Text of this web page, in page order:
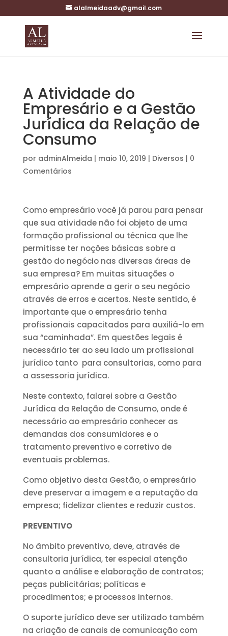
alalmeidaadv@gmail.com
A Atividade do
Empresário e a Gestão
Jurídica da Relação de
Consumo
por adminAlmeida | maio 10, 2019 | Diversos | 0
Comentários
Como empresário você já parou para pensar
que sua atividade não foi objeto de uma
formação profissional ou técnica que lhe
permitisse ter noções básicas sobre a
gestão do negócio nas diversas áreas de
sua empresa? Em muitas situações o
empresário aprende a gerir o seu negócio
através de erros e acertos. Neste sentido, é
importante que o empresário tenha
profissionais capacitados para auxiliá-lo em
sua “caminhada”. Em questões legais é
necessário ter ao seu lado um profissional
jurídico tanto para consultorias, como para
a assessoria jurídica.
Neste contexto, falarei sobre a Gestão
Jurídica da Relação de Consumo, onde é
necessário ao empresário conhecer as
demandas dos consumidores e o
tratamento preventivo e corretivo de
eventuais problemas.
Como objetivo desta Gestão, o empresário
deve preservar a imagem e a reputação da
empresa; fidelizar clientes e reduzir custos.
PREVENTIVO
No âmbito preventivo, deve, através de
consultoria jurídica, ter especial atenção
quanto a análise e elaboração de contratos;
peças publicitárias; políticas e
procedimentos; e processos internos.
O suporte jurídico deve ser utilizado também
na criação de canais de comunicação com